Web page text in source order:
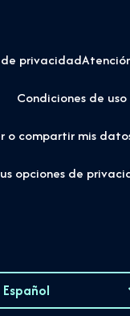
privacidad
Condiciones de uso
o compartir mis
opciones de
Español